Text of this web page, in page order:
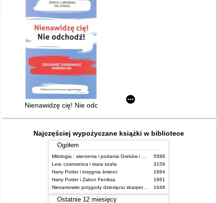
Nienawidzę cię! Nie odchodź! : zrozumieć osobowość
Najczęściej wypożyczane książki w bibliotece
Ogółem
5588
Lew, czarownica i stara szafa
3159
Harry Potter i insygnia śmierci
1664
Harry Potter i Zakon Feniksa
1661
1648
Ostatnie 12 miesięcy